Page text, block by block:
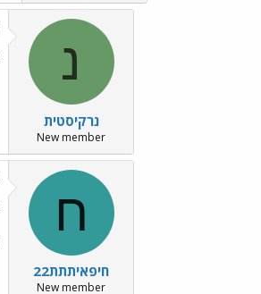
נ
נרקיסטית
New member
ח
חיפאיתתת22
New member